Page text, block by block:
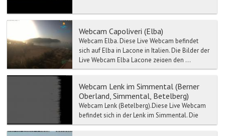
Webcam Capoliveri (Elba)
Webcam Elba. Diese Live Webcam befindet
sich auf Elba in Lacone in Italien. Die Bilder der
Live Webcam Elba Lacone zeigen den ...
Webcam Lenk im Simmental (Berner
Oberland, Simmental, Betelberg)
Webcam Lenk (Betelberg).Diese Live Webcam
befindet sich in der Lenk im Simmental. Die
Lenk ist die höchst gelegene Gemeinde im